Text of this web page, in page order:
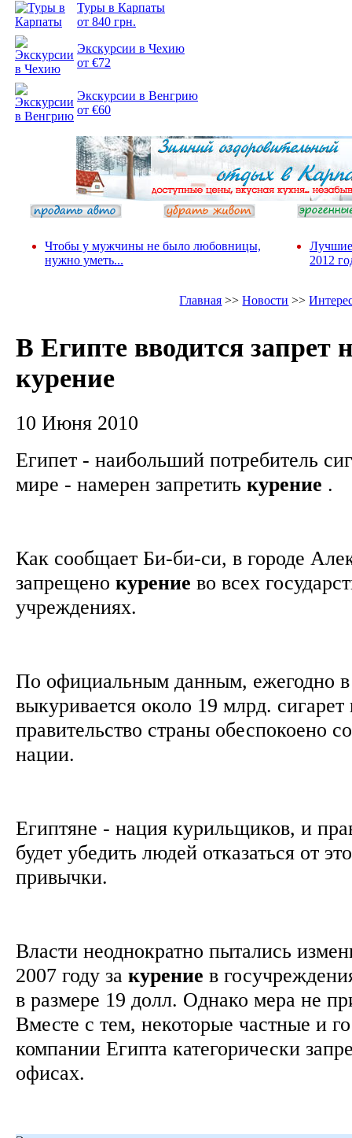
Туры в Карпаты
от 840 грн.
Экскурсии в Чехию
от €72
Экскурсии в Венгрию
от €60
Чтобы у мужчины не было любовницы,
нужно уметь...
Лучшие
2012
Главная >>Новости >>
В Египте вводится запрет
курение
10 Июня 2010
Египет - наибольший потребитель
мире - намерен запретить курение .
Как сообщает Би-би-си, в городе
запрещено курение во всех
учреждениях.
По официальным данным, ежегодно в
выкуривается около 19 млрд. сигарет
правительство страны обеспокоено
нации.
Египтяне - нация курильщиков, и
будет убедить людей отказаться от
привычки.
Власти неоднократно пытались
2007 году за курение в
в размере 19 долл. Однако мера не
Вместе с тем, некоторые частные и
компании Египта категорически
офисах.